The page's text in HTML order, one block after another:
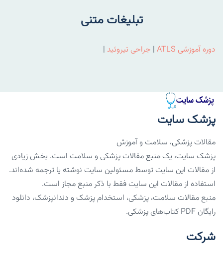
تبلیغات متنی
دوره آموزشی ATLS | جراحی تیروئید |
پزشک سایت
مقالات پزشکی، سلامت و آموزش
پزشک سایت، یک منبع مقالات پزشکی و سلامت است. بخش زیادی
از مقالات این سایت توسط مسئولین سایت نوشته یا ترجمه شده‌اند.
استفاده از مقالات این سایت فقط با ذکر منبع مجاز است.
منبع مقالات سلامت، پزشکی، استخدام پزشک و دندانپزشک، دانلود
رایگان PDF کتاب‌های پزشکی.
شرکت